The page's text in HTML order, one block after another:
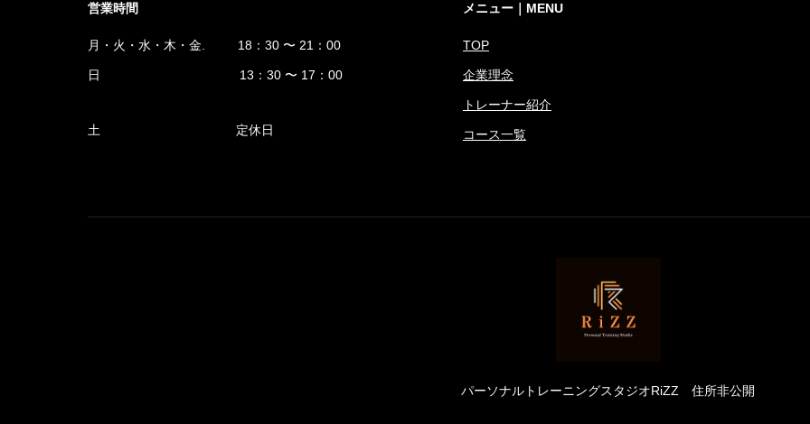
営業時間
月・火・水・木・金. 18：30 〜 21：00
日 13：30 〜 17：00
土 定休日
メニュー｜MENU
TOP
企業理念
トレーナー紹介
コース一覧
パーソナルトレーニングスタジオRiZZ 住所非公開